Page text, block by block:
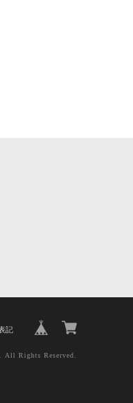
記
Rights Reserved.